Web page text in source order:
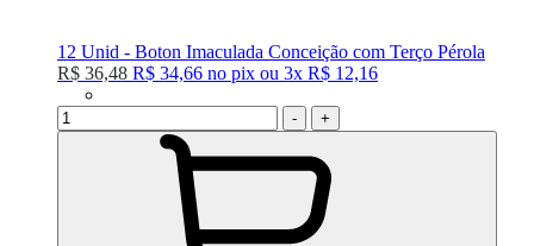
12 Unid - Boton Imaculada Conceição com Terço Pérola
R$ 36,48 R$ 34,66 no pix ou 3x R$ 12,16
- +